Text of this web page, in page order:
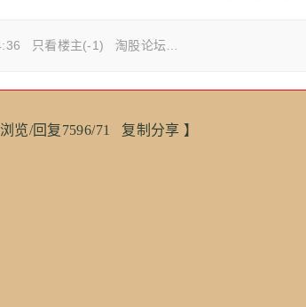
只看楼主(-1) 淘股论坛…
览/回复7596/71 复制分享 】